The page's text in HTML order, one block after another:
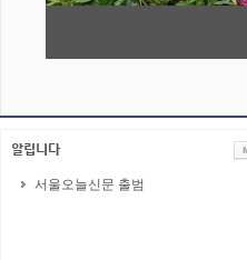
서울오늘신문 출범